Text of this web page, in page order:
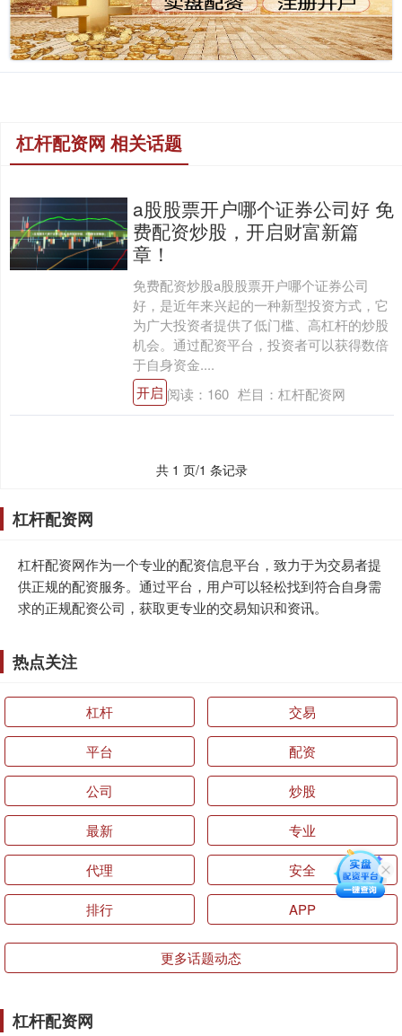
杠杆配资网 相关话题
a股股票开户哪个证券公司好 免
费配资炒股，开启财富新篇
章！
免费配资炒股a股股票开户哪个证券公司
好，是近年来兴起的一种新型投资方式，它
为广大投资者提供了低门槛、高杠杆的炒股
机会。通过配资平台，投资者可以获得数倍
于自身资金....
开启 阅读： 160 栏目： 杠杆配资网
共 1 页/1 条记录
杠杆配资网
杠杆配资网作为一个专业的配资信息平台，致力于为交易者提
供正规的配资服务。通过平台，用户可以轻松找到符合自身需
求的正规配资公司，获取更专业的交易知识和资讯。
热点关注
杠杆 交易
平台 配资
公司 炒股
最新 专业
代理 安全
排行 APP
更多话题动态
杠杆配资网